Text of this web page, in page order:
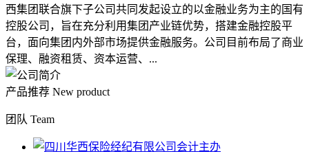
西集团联合旗下子公司共同发起设立的以金融业务为主的国有
控股公司，旨在充分利用集团产业链优势，搭建金融控股平
台，面向集团内外部市场提供金融服务。公司目前布局了商业
保理、融资租赁、资本运营、...
产品推荐 New product
团队 Team